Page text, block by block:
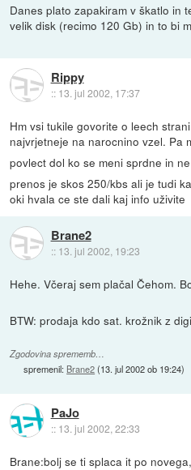
Danes plato zapakiram v škatlo in
velik disk (recimo 120 Gb) in to bi
Rippy
:: 13. jul 2002, 17:37
Hm vsi tukile govorite o leech
najvrjetneje na narocnino vzel. Pa
povlect dol ko se meni sprdne in
prenos je skos 250/kbs ali je tudi
oki hvala ce ste dali kaj info uživite
Brane2
:: 13. jul 2002, 19:23
Hehe. Včeraj sem plačal Čehom.
BTW: prodaja kdo sat. krožnik z
Zgodovina sprememb…
spremenil: Brane2(13. jul 2002 ob 19:24)
PaJo
:: 13. jul 2002, 22:33
Brane:bolj se ti splaca it po